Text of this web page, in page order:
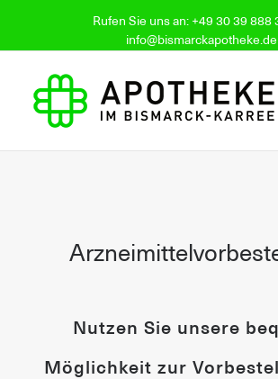
content
Rufen Sie uns an: +49 30 39 888
info@bismarckapotheke.de
Nutzen Sie unsere
Möglichkeit zur